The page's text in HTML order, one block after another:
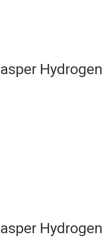
Hydrogen
Hydrogen